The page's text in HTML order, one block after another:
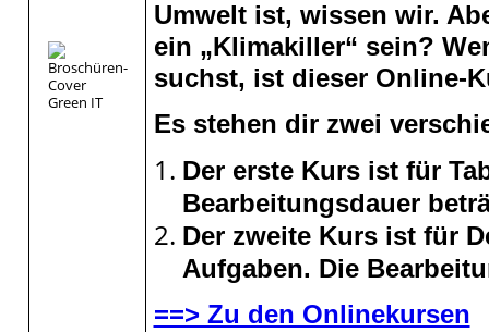
Umwelt ist, wissen wir.
ein „Klimakiller“ sein?
suchst, ist dieser Online-
Es stehen dir zwei
Der erste Kurs ist für
Bearbeitungsdauer
Der zweite Kurs ist für
Aufgaben. Die
==> Zu den Onlinekursen